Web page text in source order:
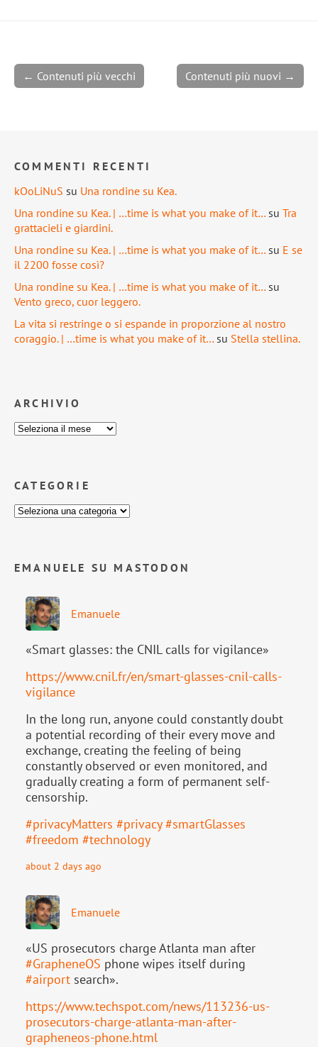
← Contenuti più vecchi Contenuti più nuovi →
COMMENTI RECENTI
kOoLiNuS su Una rondine su Kea.
Una rondine su Kea. | …time is what you make of it… su Tra
grattacieli e giardini.
Una rondine su Kea. | …time is what you make of it… su E se
il 2200 fosse così?
Una rondine su Kea. | …time is what you make of it… su
Vento greco, cuor leggero.
La vita si restringe o si espande in proporzione al nostro
coraggio. | …time is what you make of it… su Stella stellina.
ARCHIVIO
CATEGORIE
EMANUELE SU MASTODON
Emanuele
«Smart glasses: the CNIL calls for vigilance»
https://www.cnil.fr/en/smart-glasses-cnil-calls-
vigilance
In the long run, anyone could constantly doubt
a potential recording of their every move and
exchange, creating the feeling of being
constantly observed or even monitored, and
gradually creating a form of permanent self-
censorship.
#privacyMatters #privacy #smartGlasses
#freedom #technology
about 2 days ago
Emanuele
«US prosecutors charge Atlanta man after
#GrapheneOS phone wipes itself during
#airport search».
https://www.techspot.com/news/113236-us-
prosecutors-charge-atlanta-man-after-
grapheneos-phone.html